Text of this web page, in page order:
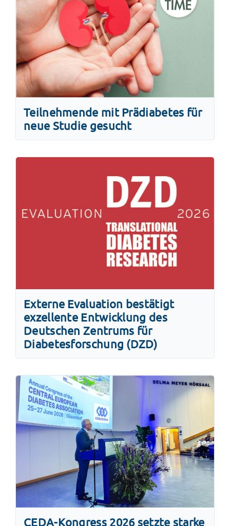
Teilnehmende mit Prädiabetes für
neue Studie gesucht
Externe Evaluation bestätigt
exzellente Entwicklung des
Deutschen Zentrums für
Diabetesforschung (DZD)
CEDA-Kongress 2026 setzte starke